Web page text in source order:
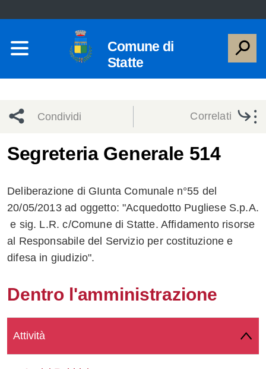
Comune di
Statte
Condividi
network
Condividi
Condividi
Facebook
su
Twitter
Condividi
su
Condividi
Whatsapp
Correlati
Segreteria Generale 514
Deliberazione di GIunta Comunale n°55 del
20/05/2013 ad oggetto: "Acquedotto Pugliese S.p.A.
e sig. L.R. c/Comune di Statte. Affidamento risorse
al Responsabile del Servizio per costituzione e
difesa in giudizio".
Dentro l'amministrazione
Attività